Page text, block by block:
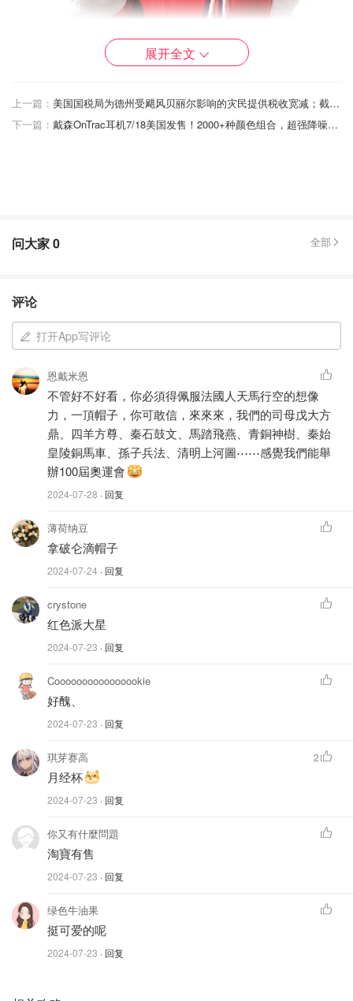
两个吉祥物整体呈三角形，是以拟人化的方式描绘的弗里吉
形成额头，大大的眼睛非常可爱。
国旗的三种颜色在吉祥物的设计中无处不在
吉祥物的外侧为红色，内侧为蓝色，胸前的奥运会标志
吉祥物的两条腿是蓝色的，残奥会吉祥物的腿是白色的
他们两个的眼睛也由蓝、白、红三色组成（分别为虹
膜、眼白和轮廓），形成三色鸡冠，两角有两根三色飘
带。
奥运吉祥物穿着白色运动鞋，鞋带和鞋底是三色的，而
了黑色跑鞋。
奥运小娃娃身材娇小，拥有一双调皮的眼睛和微笑的牙齿，
图片来自于@2024Paris，版权属于原作者
展开全文
上一篇：
美国国税局为德州受飓风贝丽尔影响的灾民提供税收宽减；截止日期推迟至2025年2月3日
下一篇：
戴森OnTrac耳机7/18美国发售！2000+种颜色组合，超强降噪能力，最新测评分享！
问大家0 全部
评论
打开App写评论
恩戴米恩
不管好不好看，你必須得佩服法國人天馬行空的想像
力，一頂帽子，你可敢信，來來來，我們的司母戊大方
鼎、四羊方尊、秦石鼓文、馬踏飛燕、青銅神樹、秦始
皇陵銅馬車、孫子兵法、清明上河圖⋯⋯感覺我們能舉
辦100屆奧運會
2024-07-28 · 回复
薄荷纳豆
拿破仑滴帽子
2024-07-24 · 回复
crystone
红色派大星
2024-07-23 · 回复
Coooooooooooooookie
好醜、
2024-07-23 · 回复
琪芽赛高
月经杯
2024-07-23 · 回复
2
你又有什麼問題
淘寶有售
2024-07-23 · 回复
绿色牛油果
挺可爱的呢
2024-07-23 · 回复